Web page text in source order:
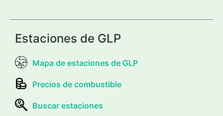
Estaciones de GLP
Mapa de estaciones de GLP
Precios de combustible
Buscar estaciones